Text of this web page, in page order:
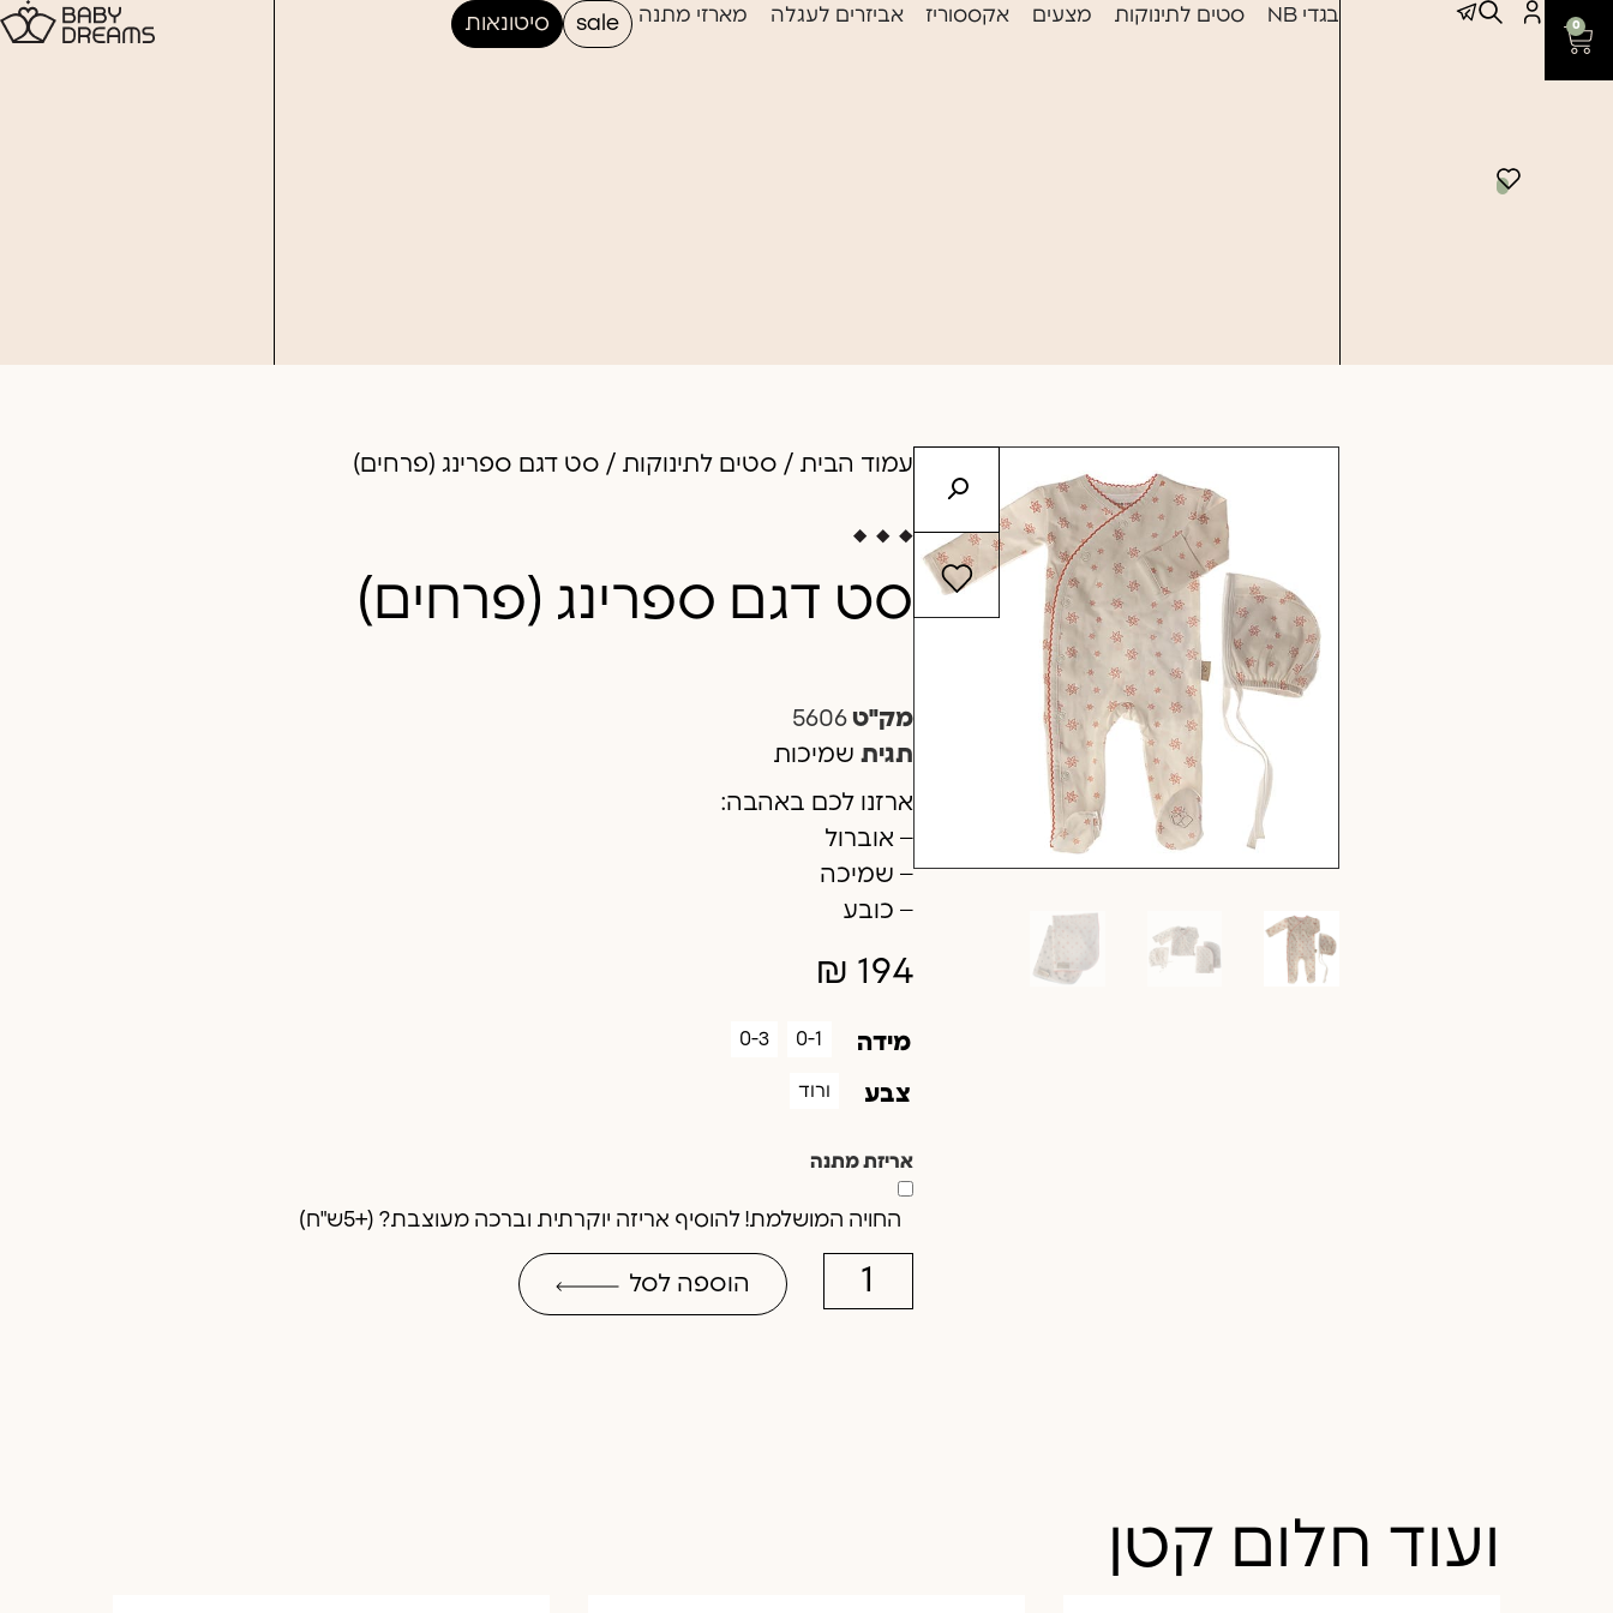
0 בגדי NB סטים לתינוקות מצעים אקססוריז אביזרים לעגלה מארזי מתנה sale סיטונאות
עמוד הבית / סטים לתינוקות / סט דגם ספרינג (פרחים)
סט דגם ספרינג (פרחים)
מק"ט5606
תגית שמיכות
ארזנו לכם באהבה:
– אוברול
– שמיכה
– כובע
₪ 194
מידה 0-1
0-3
צבע ורוד
אריזת מתנה
החויה המושלמת! להוסיף אריזה יוקרתית וברכה מעוצבת? (+5ש"ח)
הוספה לסל
ועוד חלום קטן